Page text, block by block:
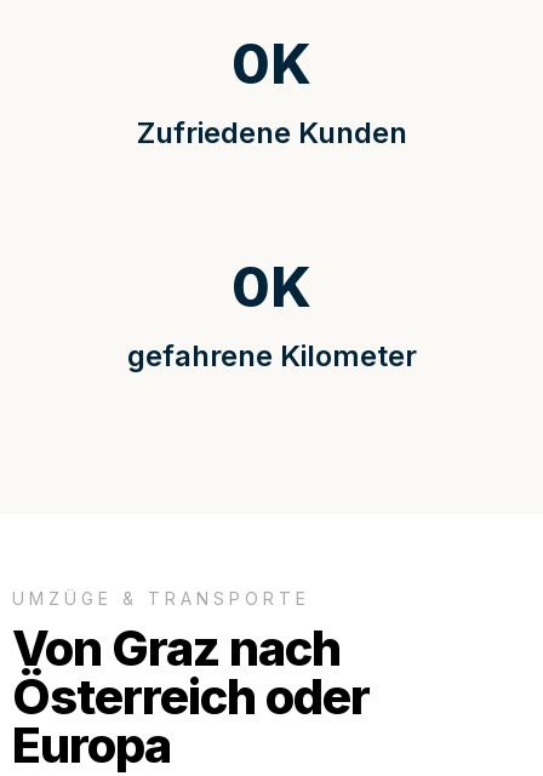
Zufriedene Kunden
0K
gefahrene Kilometer
0K
UMZÜGE & TRANSPORTE
Von Graz nach
Österreich oder
Europa